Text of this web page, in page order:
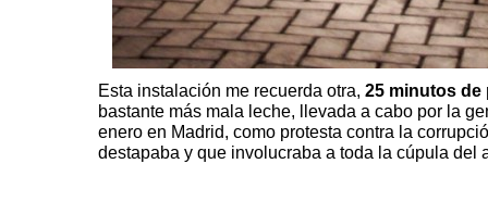
Esta instalación me recuerda otra, 25 minutos
bastante más mala leche, llevada a cabo por la
enero en Madrid, como protesta contra la
destapaba y que involucraba a toda la cúpula del